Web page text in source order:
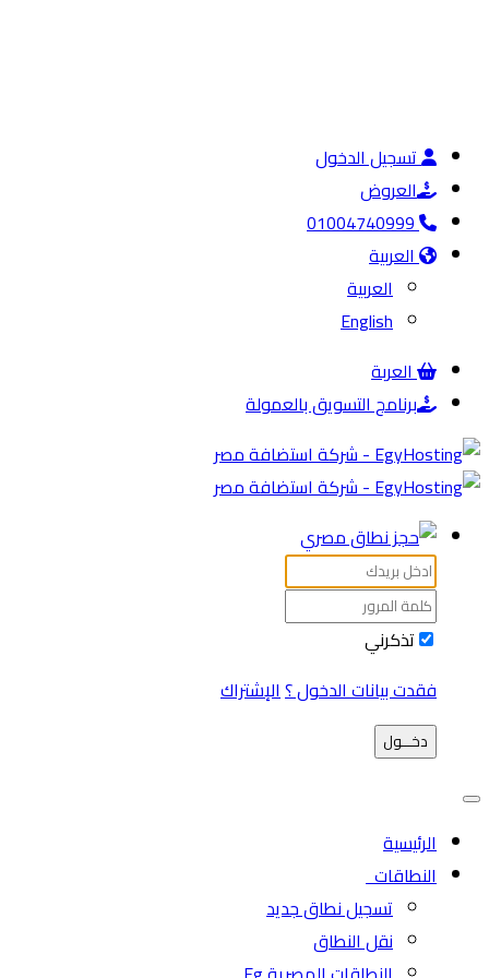
تسجيل الدخول
العروض
01004740999
العربية
العربية
English
العربة
برنامج التسويق بالعمولة
تذكرني
فقدت بيانات الدخول ؟الإشتراك
دخـــول
الرئيسية
النطاقات
تسجيل نطاق جديد
نقل النطاق